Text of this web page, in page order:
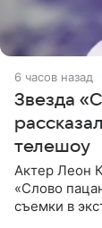
6 часов назад
Звезда
телешоу
Актер Леон
«Слово
съемки в